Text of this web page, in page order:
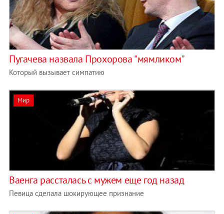
Пугачева назвала Прохорова "мямликом"
Который вызывает симпатию
Мир
Ваенга рассталась с мужем еще год назад
Певица сделала шокирующее признание